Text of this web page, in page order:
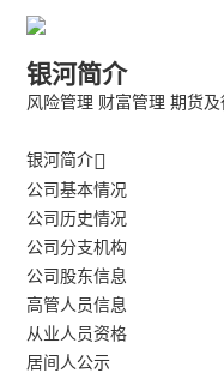
银河简介
风险管理 财富管理 期货
银河简介
公司基本情况
公司历史情况
公司分支机构
公司股东信息
高管人员信息
从业人员资格
居间人公示